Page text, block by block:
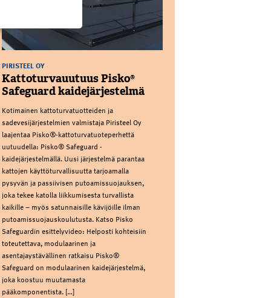
PIRISTEEL OY
Kattoturvauutuus Pisko®
Safeguard kaidejärjestelmä
Kotimainen kattoturvatuotteiden ja
sadevesijärjestelmien valmistaja Piristeel Oy
laajentaa Pisko®-kattoturvatuoteperhettä
uutuudella: Pisko® Safeguard -
kaidejärjestelmällä. Uusi järjestelmä parantaa
kattojen käyttöturvallisuutta tarjoamalla
pysyvän ja passiivisen putoamissuojauksen,
joka tekee katolla liikkumisesta turvallista
kaikille – myös satunnaisille kävijöille ilman
putoamissuojauskoulutusta. Katso Pisko
Safeguardin esittelyvideo: Helposti kohteisiin
toteutettava, modulaarinen ja
asentajaystävällinen ratkaisu Pisko®
Safeguard on modulaarinen kaidejärjestelmä,
joka koostuu muutamasta
pääkomponentista. […]